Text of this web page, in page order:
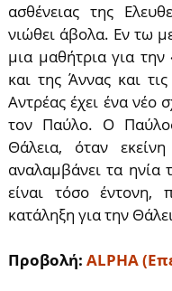
ασθένειας της
νιώθει άβολα. Εν τω
μια μαθήτρια για
και της Άννας και
Αντρέας έχει ένα νέο
τον Παύλο. Ο
Θάλεια, όταν
αναλαμβάνει τα
είναι τόσο έντονη,
κατάληξη για την
Προβολή: ALPHA